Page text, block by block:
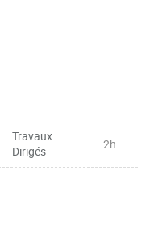
Travaux
Dirigés
2h